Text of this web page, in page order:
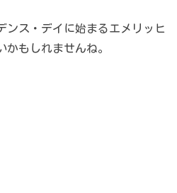
ンス・デイに始まるエメリッヒ
かもしれませんね。